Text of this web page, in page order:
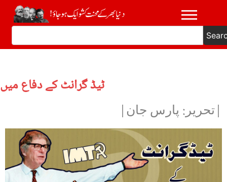
ٹیڈ گرانٹ کے دفاع میں
|تحریر: پارس جان|